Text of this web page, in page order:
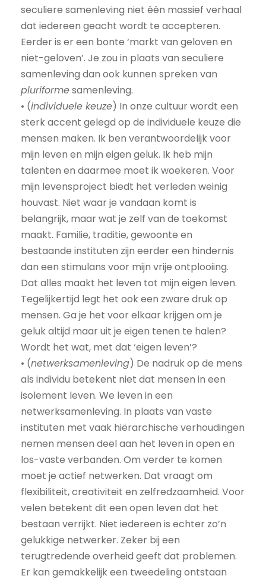
seculiere samenleving niet één massief verhaal
dat iedereen geacht wordt te accepteren.
Eerder is er een bonte ‘markt van geloven en
niet-geloven’. Je zou in plaats van seculiere
samenleving dan ook kunnen spreken van
pluriformesamenleving.
• (individuele keuze) In onze cultuur wordt een
sterk accent gelegd op de individuele keuze die
mensen maken. Ik ben verantwoordelijk voor
mijn leven en mijn eigen geluk. Ik heb mijn
talenten en daarmee moet ik woekeren. Voor
mijn levensproject biedt het verleden weinig
houvast. Niet waar je vandaan komt is
belangrijk, maar wat je zelf van de toekomst
maakt. Familie, traditie, gewoonte en
bestaande instituten zijn eerder een hindernis
dan een stimulans voor mijn vrije ontplooiing.
Dat alles maakt het leven tot mijn eigen leven.
Tegelijkertijd legt het ook een zware druk op
mensen. Ga je het voor elkaar krijgen om je
geluk altijd maar uit je eigen tenen te halen?
Wordt het wat, met dat ‘eigen leven’?
• (netwerksamenleving) De nadruk op de mens
als individu betekent niet dat mensen in een
isolement leven. We leven in een
netwerksamenleving. In plaats van vaste
instituten met vaak hiërarchische verhoudingen
nemen mensen deel aan het leven in open en
los-vaste verbanden. Om verder te komen
moet je actief netwerken. Dat vraagt om
flexibiliteit, creativiteit en zelfredzaamheid. Voor
velen betekent dit een open leven dat het
bestaan verrijkt. Niet iedereen is echter zo’n
gelukkige netwerker. Zeker bij een
terugtredende overheid geeft dat problemen.
Er kan gemakkelijk een tweedeling ontstaan